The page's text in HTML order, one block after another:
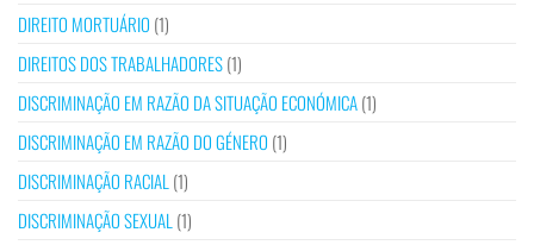
DIREITO MORTUÁRIO (1)
DIREITOS DOS TRABALHADORES(1)
DISCRIMINAÇÃO EM RAZÃO DA SITUAÇÃO ECONÓMICA(1)
DISCRIMINAÇÃO EM RAZÃO DO GÉNERO (1)
DISCRIMINAÇÃO RACIAL (1)
DISCRIMINAÇÃO SEXUAL (1)